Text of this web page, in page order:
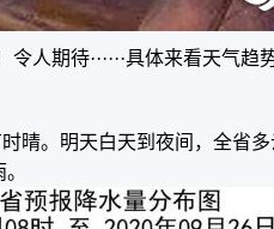
人期待······具体来看天气趋
晴。明天白天到夜间，全省